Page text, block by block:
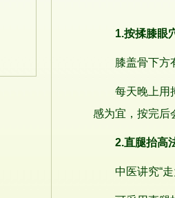
1.按揉膝眼
膝盖骨下方有
每天晚上用拇
感为宜，按完后
2.直腿抬高
中医讲究“走